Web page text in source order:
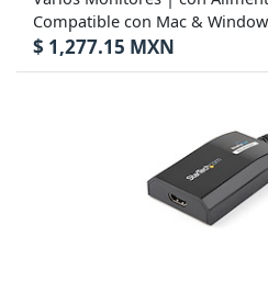
Compatible con Mac &
$ 1,277.15 MXN